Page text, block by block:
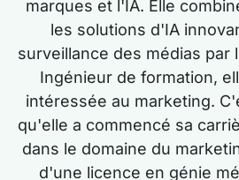
marques et l'IA. Elle
les solutions d'IA
surveillance des médias par
Ingénieur de formation,
intéressée au marketing.
qu'elle a commencé sa
dans le domaine du
d'une licence en génie